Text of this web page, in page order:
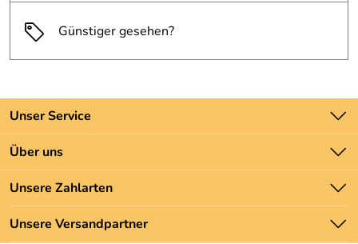
Günstiger gesehen?
Unser Service
Kontakt
Batteriegesetz
Newsletter
Zahlung und Versand
Über uns
Unsere Bestseller
Marken
Neu
Unsere Zahlarten
Unsere Versandpartner